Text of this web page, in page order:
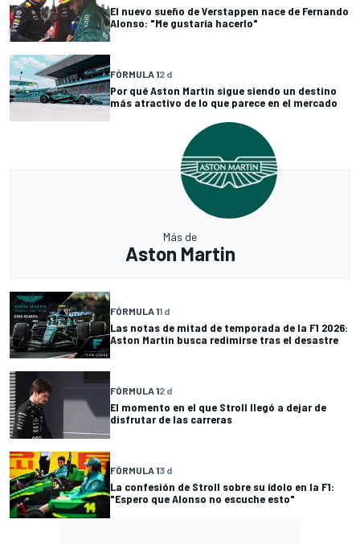
El nuevo sueño de Verstappen nace de Fernando
Alonso: "Me gustaría hacerlo"
FÓRMULA 12 d
Por qué Aston Martin sigue siendo un destino
más atractivo de lo que parece en el mercado
Más de
Aston Martin
FÓRMULA 11 d
Las notas de mitad de temporada de la F1 2026:
Aston Martin busca redimirse tras el desastre
FÓRMULA 12 d
El momento en el que Stroll llegó a dejar de
disfrutar de las carreras
FÓRMULA 13 d
La confesión de Stroll sobre su ídolo en la F1:
"Espero que Alonso no escuche esto"